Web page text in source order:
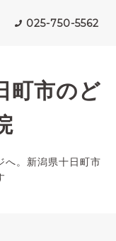
025-750-5562
町市のど
へ。新潟県十日町市